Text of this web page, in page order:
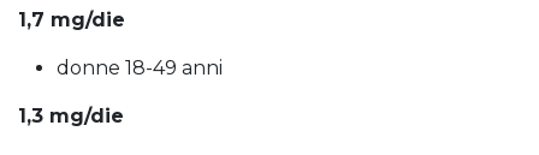
1,7 mg/die
donne 18-49 anni
1,3 mg/die